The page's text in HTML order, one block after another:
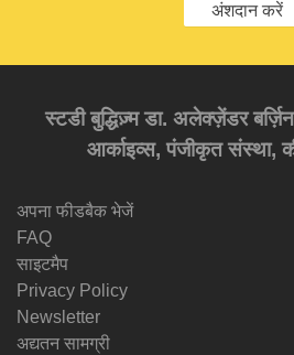
अंशदान करें
स्टडी बुद्धिज़्म डा. अलेक्ज़ेंडर बर्ज़िन
आर्काइव्स, पंजीकृत संस्था,
अपना फीडबैक भेजें
FAQ
साइटमैप
Privacy Policy
Newsletter
अद्यतन सामग्री